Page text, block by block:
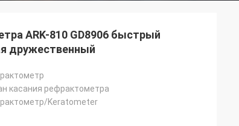
ARK-810 GD8906 быстрый
дружественный
касания рефрактометра
Keratometer